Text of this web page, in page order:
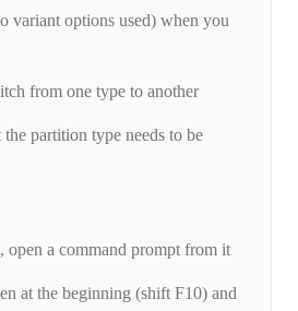
variant options used) when you
from one type to another
partition type needs to be
open a command prompt from it
at the beginning (shift F10) and